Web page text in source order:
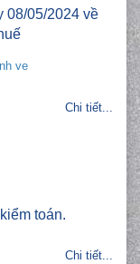
08/05/2024 về
ve
Chi tiết...
toán.
Chi tiết...